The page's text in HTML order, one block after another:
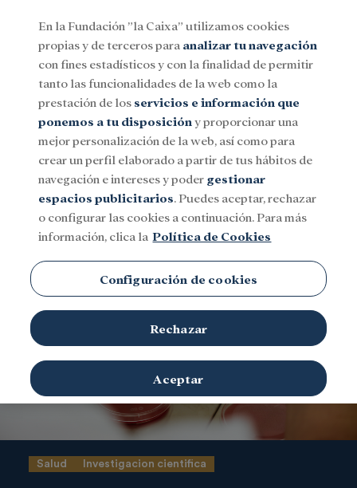
Menu
SocialInvestigación y becasCultura
Salud Investigacion cientifica
En la Fundación ”la Caixa” utilizamos cookies
propias y de terceros para analizar tu navegación
con fines estadísticos y con la finalidad de permitir
tanto las funcionalidades de la web como la
prestación de los servicios e información que
ponemos a tu disposición y proporcionar una
mejor personalización de la web, así como para
crear un perfil elaborado a partir de tus hábitos de
navegación e intereses y poder gestionar
espacios publicitarios. Puedes aceptar, rechazar
o configurar las cookies a continuación. Para más
información, clica la Política de Cookies
Configuración de cookies
Rechazar
Aceptar